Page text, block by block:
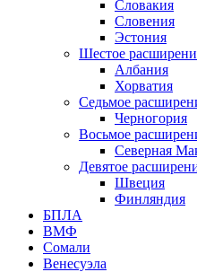
Словакия
Словения
Эстония
Шестое
Албания
Хорватия
Седьмое
Черногория
Восьмое
Северная
Девятое
Швеция
Финляндия
БПЛА
ВМФ
Сомали
Венесуэла